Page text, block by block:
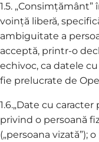
1.5.
voință liberă,
ambiguitate a
acceptă, printr-o
echivoc, ca datele
fie prelucrate de
1.6.„Date cu
privind o persoană
(„persoana vizată”);